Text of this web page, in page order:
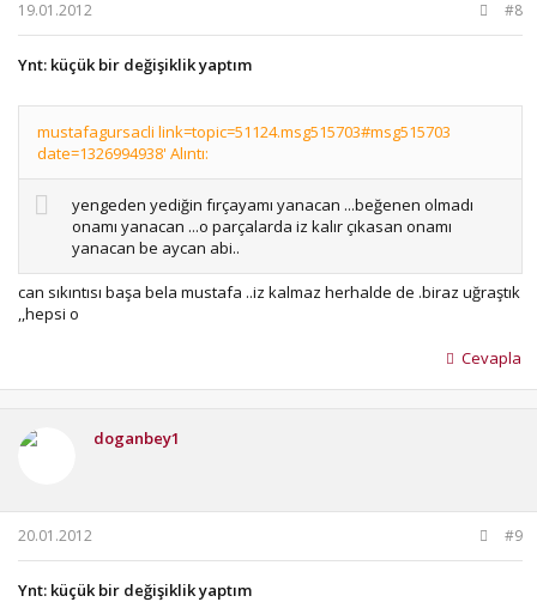
19.01.2012 #8
Ynt: küçük bir değişiklik yaptım
mustafagursacli link=topic=51124.msg515703#msg515703
date=1326994938' Alıntı:
yengeden yediğin fırçayamı yanacan ...beğenen olmadı
onamı yanacan ...o parçalarda iz kalır çıkasan onamı
yanacan be aycan abi..
can sıkıntısı başa bela mustafa ..iz kalmaz herhalde de .biraz uğraştık
,,hepsi o
Cevapla
doganbey1
20.01.2012 #9
Ynt: küçük bir değişiklik yaptım